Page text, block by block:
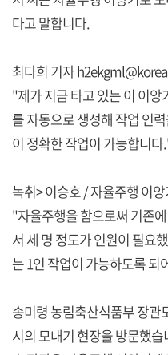
다고 말합니다.
최다희 기자
"제가 지금 타고 있는 이 이
를 자동으로 생성해 작업 인
이 정확한 작업이 가능합니다
녹취> 이승호 / 자율주행 이
"자율주행을 함으로써 기존
서 세 명 정도가 인원이 필요
는 1인 작업이 가능하도록
송미령 농림축산식품부 장관
시의 모내기 현장을 방문했습